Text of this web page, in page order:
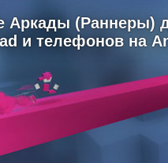
Аркады (Раннеры)
и телефонов на